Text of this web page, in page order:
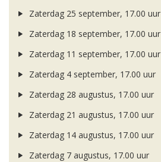
Zaterdag 25 september, 17.00 uur
Zaterdag 18 september, 17.00 uur
Zaterdag 11 september, 17.00 uur
Zaterdag 4 september, 17.00 uur
Zaterdag 28 augustus, 17.00 uur
Zaterdag 21 augustus, 17.00 uur
Zaterdag 14 augustus, 17.00 uur
Zaterdag 7 augustus, 17.00 uur